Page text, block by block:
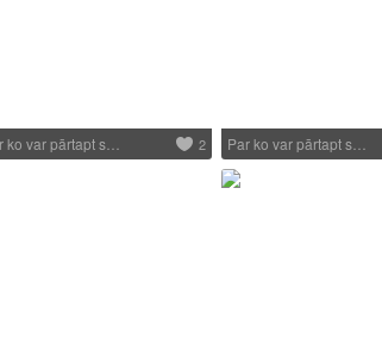
ko var pārtapt s… 2 Par ko var pārtapt s…